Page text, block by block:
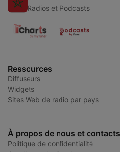
Radios et Podcasts
Ressources
Diffuseurs
Widgets
Sites Web de radio par pays
À propos de nous et contacts
Politique de confidentialité